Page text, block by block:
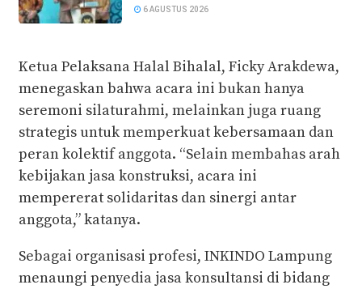
6 AGUSTUS 2026
Ketua Pelaksana Halal Bihalal, Ficky Arakdewa,
menegaskan bahwa acara ini bukan hanya
seremoni silaturahmi, melainkan juga ruang
strategis untuk memperkuat kebersamaan dan
peran kolektif anggota. “Selain membahas arah
kebijakan jasa konstruksi, acara ini
mempererat solidaritas dan sinergi antar
anggota,” katanya.
Sebagai organisasi profesi, INKINDO Lampung
menaungi penyedia jasa konsultansi di bidang